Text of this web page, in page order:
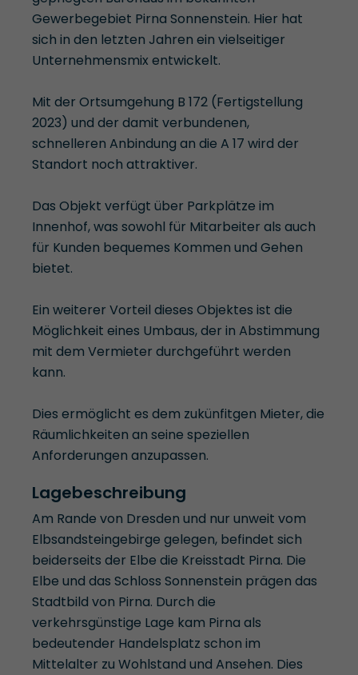
Gewerbegebiet Pirna Sonnenstein. Hier hat
sich in den letzten Jahren ein vielseitiger
Unternehmensmix entwickelt.
Mit der Ortsumgehung B 172 (Fertigstellung
2023) und der damit verbundenen,
schnelleren Anbindung an die A 17 wird der
Standort noch attraktiver.
Das Objekt verfügt über Parkplätze im
Innenhof, was sowohl für Mitarbeiter als auch
für Kunden bequemes Kommen und Gehen
bietet.
Ein weiterer Vorteil dieses Objektes ist die
Möglichkeit eines Umbaus, der in Abstimmung
mit dem Vermieter durchgeführt werden
kann.
Dies ermöglicht es dem zukünfitgen Mieter, die
Räumlichkeiten an seine speziellen
Anforderungen anzupassen.
Lagebeschreibung
Am Rande von Dresden und nur unweit vom
Elbsandsteingebirge gelegen, befindet sich
beiderseits der Elbe die Kreisstadt Pirna. Die
Elbe und das Schloss Sonnenstein prägen das
Stadtbild von Pirna. Durch die
verkehrsgünstige Lage kam Pirna als
bedeutender Handelsplatz schon im
Mittelalter zu Wohlstand und Ansehen. Dies